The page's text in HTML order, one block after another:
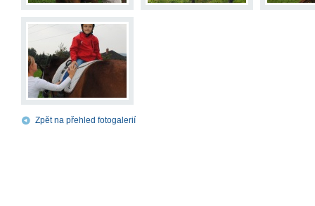
Zpět na přehled fotogalerií